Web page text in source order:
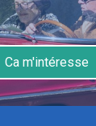
Ca m'intéresse